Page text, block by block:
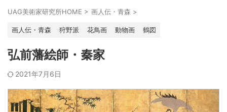
UAG美術家研究所HOME > 画人伝・青森 >
画人伝・青森 狩野派 花鳥画 動物画 鶴図
弘前藩絵師・秦家
2021年7月6日